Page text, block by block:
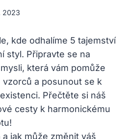
2023
kde odhalíme 5 tajemství
styl. Připravte se na
která vám pomůže
a posunout se k
Přečtěte si náš
cesty k harmonickému